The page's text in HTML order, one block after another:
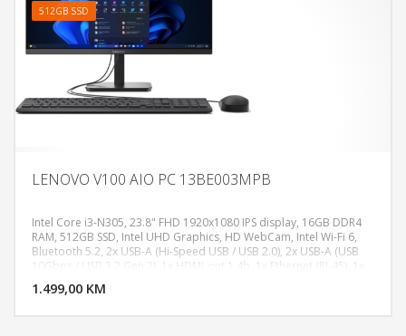
512GB SSD
LENOVO V100 AIO PC 13BE003MPB
Intel Core i3-N305, 23.8" FHD 1920x1080 IPS display, 16GB DDR4
RAM, 512GB SSD, Intel UHD Graphics, HD WebCam, Intel Wi-Fi 6,
Bluetooth 5.2, 2x USB-A (Hi-Speed USB / USB 2.0), 2x USB-A (USB
10Gbps / USB 3.2 Gen 2), 1x HDMI-out 1.4b, 1x Ethernet (RJ-45), 1x
Keyboard and Mouse combo, Boja: Crna, FreeDos
1.499,00 KM
DODAJ U KORPU